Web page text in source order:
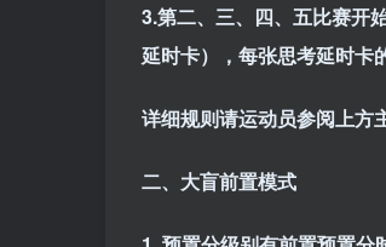
3.第二、三、四、五比赛开
延时卡），每张思考延时卡
详细规则请运动员参阅上方
二、大盲前置模式